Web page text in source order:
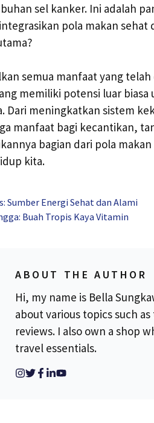
sel kanker. Ini adalah
pola makan
semua manfaat yang
memiliki potensi luar
Dari meningkatkan sistem
manfaat bagi kecantikan,
bagian dari pola
kita.
Sumber Energi Sehat dan Alami
Buah Tropis Kaya Vitamin
ABOUT THE AUTHOR
Hi, my name is Bella
about various topics such
reviews. I also own a shop
travel essentials.